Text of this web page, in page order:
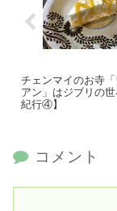
チェンマイのお寺
アン」はジブリの
紀行④】
コメント